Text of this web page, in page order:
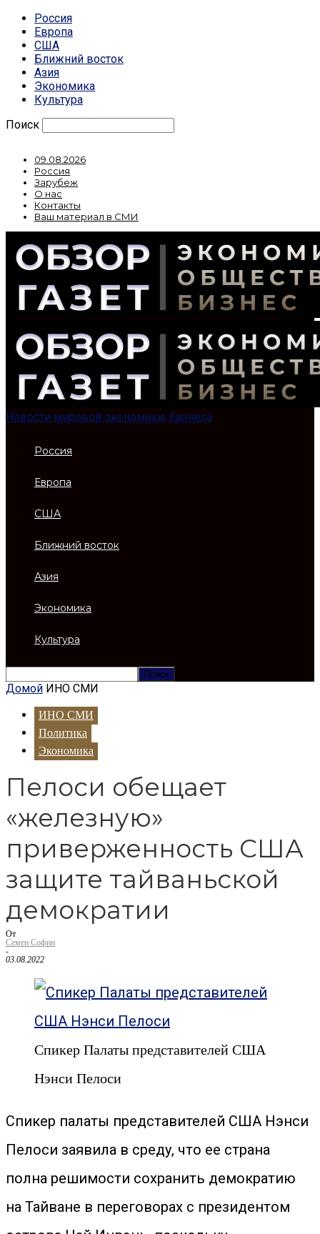
Россия
Европа
США
Ближний восток
Азия
Экономика
Культура
Поиск
09.08.2026
Россия
Зарубеж
О нас
Контакты
Ваш материал в СМИ
Новости мировой экономики, бизнеса
Россия
Европа
США
Ближний восток
Азия
Экономика
Культура
Домой ИНО СМИ
ИНО СМИ
Политика
Экономика
Пелоси обещает
«железную»
приверженность США
защите тайваньской
демократии
От
Семен Софин
-
03.08.2022
Спикер Палаты представителей США
Нэнси Пелоси
Спикер палаты представителей США Нэнси
Пелоси заявила в среду, что ее страна
полна решимости сохранить демократию
на Тайване в переговорах с президентом